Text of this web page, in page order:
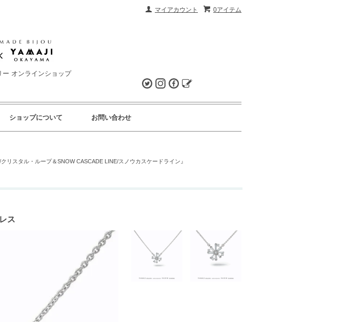
0アイテム
マイアカウント
ー オンラインショップ
ショップについて お問い合わせ
リスタル・ループ＆SNOW CASCADE LINE/スノウカスケードライン』
ス